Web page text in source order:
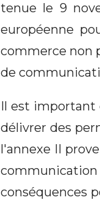
tenue le 9
européenne
commerce non
de
Il est important
délivrer des
l'annexe II
conséquences